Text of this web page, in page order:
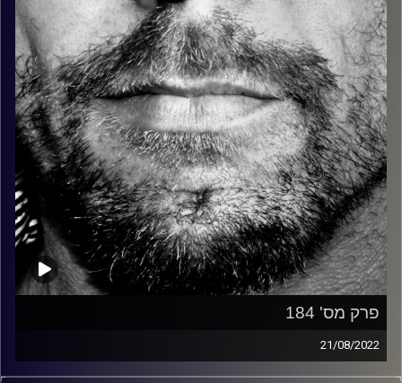
קרדיט תמונות: David Goehring
פרק מס' 184
21/08/2022
זיפים, מוזיקה מחוספסת של הופעות חיות. הרבה ג'אם, רוק,